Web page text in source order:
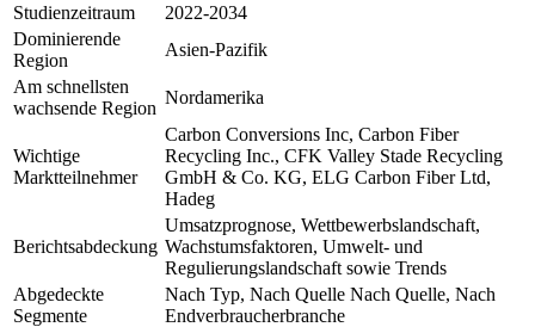
Studienzeitraum
2022-2034
Dominierende
Region
Asien-Pazifik
Am schnellsten
wachsende Region
Nordamerika
Wichtige
Marktteilnehmer
Carbon Conversions Inc, Carbon Fiber
Recycling Inc., CFK Valley Stade Recycling
GmbH & Co. KG, ELG Carbon Fiber Ltd,
Hadeg
Berichtsabdeckung
Umsatzprognose, Wettbewerbslandschaft,
Wachstumsfaktoren, Umwelt- und
Regulierungslandschaft sowie Trends
Abgedeckte
Segmente
Nach Typ, Nach Quelle Nach Quelle, Nach
Endverbraucherbranche